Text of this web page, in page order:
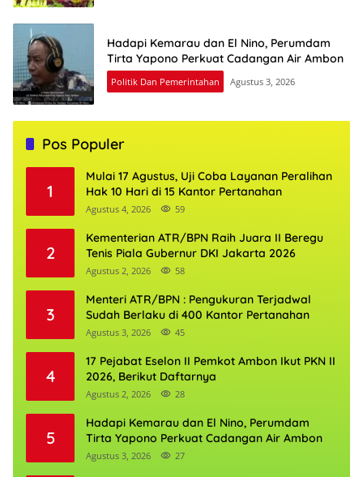
Hadapi Kemarau dan El Nino, Perumdam
Tirta Yapono Perkuat Cadangan Air Ambon
Politik Dan Pemerintahan Agustus 3, 2026
Pos Populer
1
Mulai 17 Agustus, Uji Coba Layanan Peralihan
Hak 10 Hari di 15 Kantor Pertanahan
Agustus 4, 2026 59
2
Kementerian ATR/BPN Raih Juara II Beregu
Tenis Piala Gubernur DKI Jakarta 2026
Agustus 2, 2026 58
3
Menteri ATR/BPN : Pengukuran Terjadwal
Sudah Berlaku di 400 Kantor Pertanahan
Agustus 3, 2026 45
4
17 Pejabat Eselon II Pemkot Ambon Ikut PKN II
2026, Berikut Daftarnya
Agustus 2, 2026 28
5
Hadapi Kemarau dan El Nino, Perumdam
Tirta Yapono Perkuat Cadangan Air Ambon
Agustus 3, 2026 27